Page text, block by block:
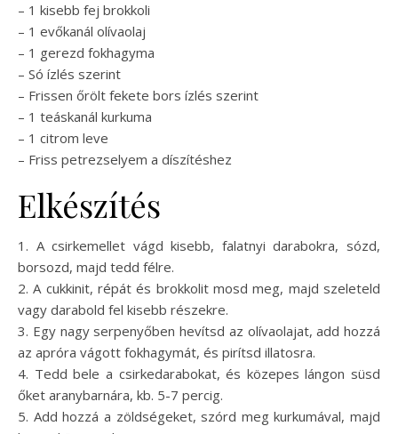
– 1 kisebb fej brokkoli
– 1 evőkanál olívaolaj
– 1 gerezd fokhagyma
– Só ízlés szerint
– Frissen őrölt fekete bors ízlés szerint
– 1 teáskanál kurkuma
– 1 citrom leve
– Friss petrezselyem a díszítéshez
Elkészítés
1. A csirkemellet vágd kisebb, falatnyi darabokra, sózd,
borsozd, majd tedd félre.
2. A cukkinit, répát és brokkolit mosd meg, majd szeleteld
vagy darabold fel kisebb részekre.
3. Egy nagy serpenyőben hevítsd az olívaolajat, add hozzá
az apróra vágott fokhagymát, és pirítsd illatosra.
4. Tedd bele a csirkedarabokat, és közepes lángon süsd
őket aranybarnára, kb. 5-7 percig.
5. Add hozzá a zöldségeket, szórd meg kurkumával, majd